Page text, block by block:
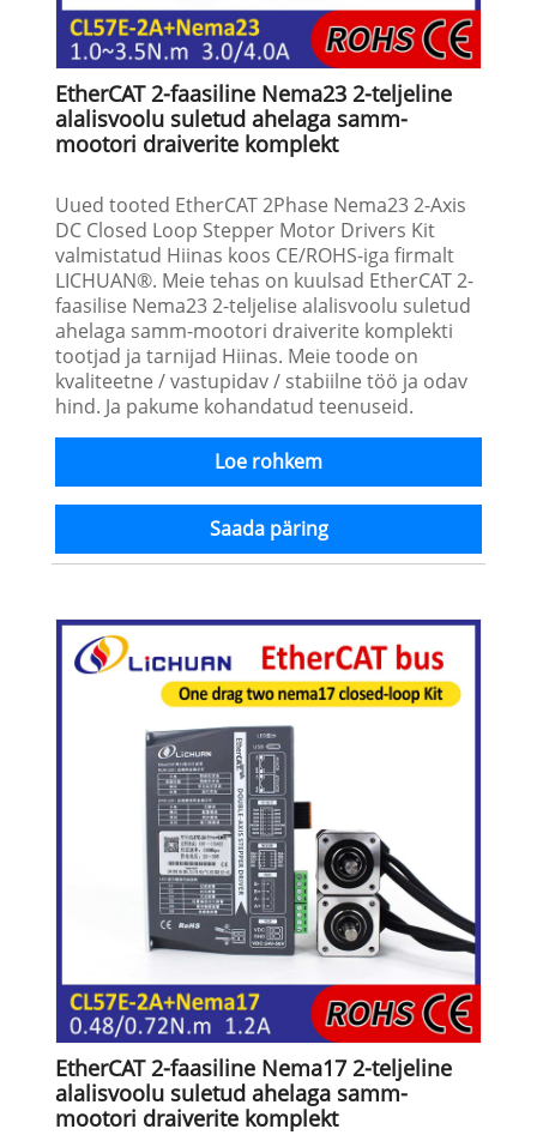
EtherCAT 2-faasiline Nema23 2-teljeline
alalisvoolu suletud ahelaga samm-
mootori draiverite komplekt
Uued tooted EtherCAT 2Phase Nema23 2-Axis
DC Closed Loop Stepper Motor Drivers Kit
valmistatud Hiinas koos CE/ROHS-iga firmalt
LICHUAN®. Meie tehas on kuulsad EtherCAT 2-
faasilise Nema23 2-teljelise alalisvoolu suletud
ahelaga samm-mootori draiverite komplekti
tootjad ja tarnijad Hiinas. Meie toode on
kvaliteetne / vastupidav / stabiilne töö ja odav
hind. Ja pakume kohandatud teenuseid.
Loe rohkem
Saada päring
EtherCAT 2-faasiline Nema17 2-teljeline
alalisvoolu suletud ahelaga samm-
mootori draiverite komplekt